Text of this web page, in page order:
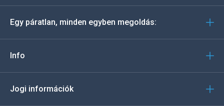
Deutsch
Egy páratlan, minden egyben megoldás:
Info
Jogi információk